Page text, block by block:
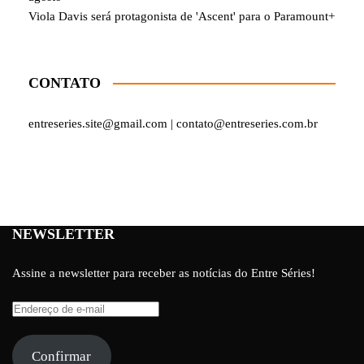
Viola Davis será protagonista de 'Ascent' para o Paramount+
CONTATO
entreseries.site@gmail.com | contato@entreseries.com.br
NEWSLETTER
Assine a newsletter para receber as notícias do Entre Séries!
Endereço
e-
Confirmar